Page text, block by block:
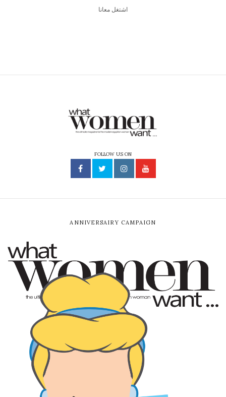
اشتغل معانا
FOLLOW US ON
ANNIVERSAIRY CAMPAIGN